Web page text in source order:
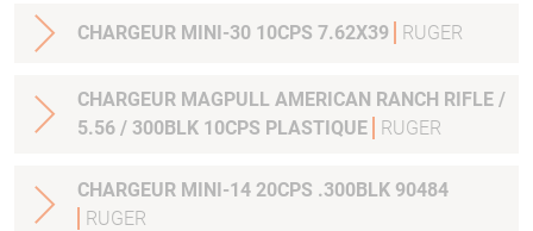
CHARGEUR MINI-30 10CPS 7.62X39 RUGER
CHARGEUR MAGPULL AMERICAN RANCH RIFLE /
5.56 / 300BLK 10CPS PLASTIQUE
RUGER
CHARGEUR MINI-14 20CPS .300BLK 90484
RUGER